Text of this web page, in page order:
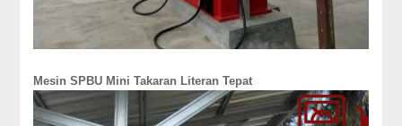
Mesin SPBU Mini Takaran Literan Tepat